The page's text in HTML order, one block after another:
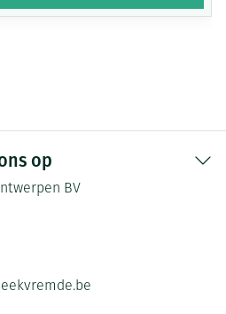
op
BV